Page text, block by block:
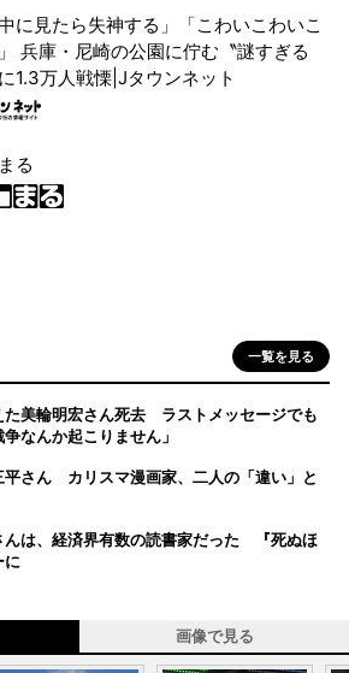
中に見たら失神する」「こわいこわいこ
兵庫・尼崎の公園に佇む〝謎すぎる
1.3万人戦慄|Jタウンネット
る
一覧を見る
た美輪明宏さん死去 ラストメッセージでも
なんか起こりません」
平さん カリスマ漫画家、二人の「違い」と
んは、経済界有数の読書家だった 『死ぬほ
に
画像で見る